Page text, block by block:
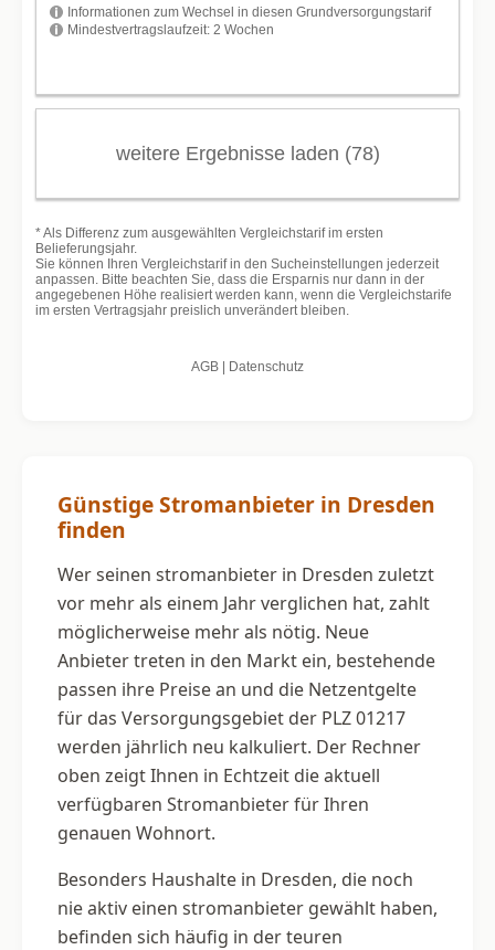
Günstige Stromanbieter in Dresden
finden
Wer seinen stromanbieter in Dresden zuletzt
vor mehr als einem Jahr verglichen hat, zahlt
möglicherweise mehr als nötig. Neue
Anbieter treten in den Markt ein, bestehende
passen ihre Preise an und die Netzentgelte
für das Versorgungsgebiet der PLZ 01217
werden jährlich neu kalkuliert. Der Rechner
oben zeigt Ihnen in Echtzeit die aktuell
verfügbaren Stromanbieter für Ihren
genauen Wohnort.
Besonders Haushalte in Dresden, die noch
nie aktiv einen stromanbieter gewählt haben,
befinden sich häufig in der teuren